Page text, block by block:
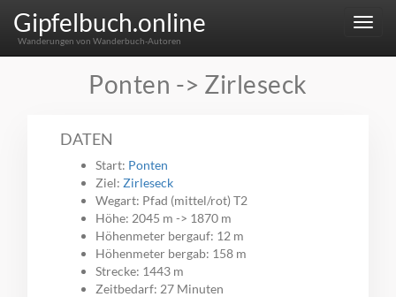
Menu
Gipfelbuch.online
Wanderungen von Wanderbuch-Autoren
Ponten -> Zirleseck
DATEN
Start: Ponten
Ziel:Zirleseck
Wegart: Pfad (mittel/rot) T2
Höhe: 2045 m -> 1870 m
Höhenmeter bergauf: 12 m
Höhenmeter bergab: 158 m
Strecke: 1443 m
Zeitbedarf: 27 Minuten